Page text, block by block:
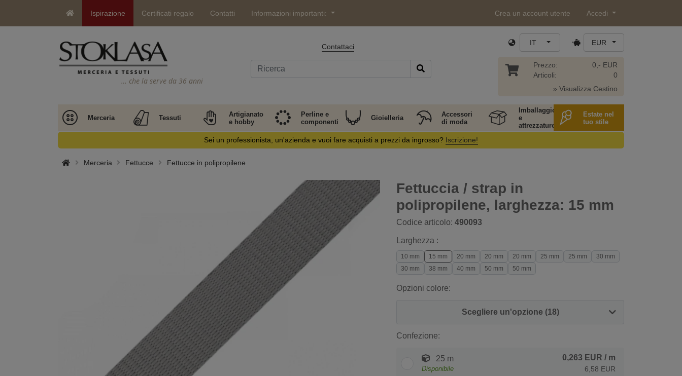
Ispirazione Certificati regalo Contatti Informazioni importanti: Crea un account utente Accedi
… che la serve da 36 anni
Contattaci IT EUR
Prezzo:
Articoli:
0,- EUR
0
» Visualizza Cestino
Merceria Tessuti
Artigianato
e hobby
Perline e
componenti
Gioielleria
Accessori
di moda
Imballaggio
e
attrezzature
Estate nel
tuo stile
Sei un professionista, un'azienda e vuoi fare acquisti a prezzi da ingrosso? Iscrizione!
Merceria Fettucce Fettucce in polipropilene
Fettuccia / strap in
polipropilene, larghezza: 15 mm
Codice articolo: 490093
Larghezza :
10 mm 15 mm 20 mm 20 mm 20 mm 25 mm 25 mm
30 mm
30 mm
38 mm 40 mm 50 mm 50 mm
Opzioni colore:
Scegliere un'opzione (18)
Confezione:
25 m
Disponibile
0,263 EUR / m
6,58 EUR